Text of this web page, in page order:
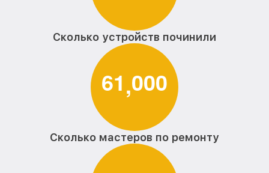
Сколько устройств починили
61,000
Сколько мастеров по ремонту